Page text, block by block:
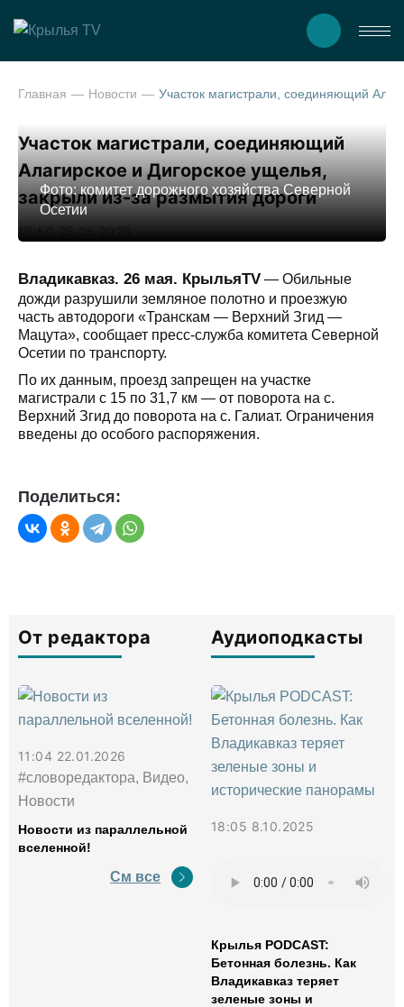
Главная Новости
Участок магистрали, соединяющий
Алагирское и Дигорское ущелья,
закрыли из-за размытия дороги
19:50 25.05.2026
Фото: комитет дорожного хозяйства Северной
Осетии
Владикавказ. 26 мая. КрыльяTV — Обильные
дожди разрушили земляное полотно и проезжую
часть автодороги «Транскам — Верхний Згид —
Мацута», сообщает пресс-служба комитета Северной
Осетии по транспорту.
По их данным, проезд запрещен на участке
магистрали с 15 по 31,7 км — от поворота на с.
Верхний Згид до поворота на с. Галиат. Ограничения
введены до особого распоряжения.
Поделиться:
От редактора
11:04 22.01.2026
#словоредактора, Видео,
Новости
Новости из параллельной
вселенной!
См все
Аудиоподкасты
18:05 8.10.2025
Крылья PODCAST:
Бетонная болезнь. Как
Владикавказ теряет
зеленые зоны и